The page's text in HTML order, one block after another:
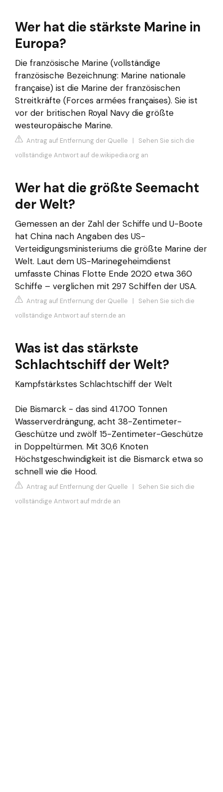
Wer hat die stärkste Marine in
Europa?
Die französische Marine (vollständige
französische Bezeichnung: Marine nationale
française) ist die Marine der französischen
Streitkräfte (Forces armées françaises). Sie ist
vor der britischen Royal Navy die größte
westeuropäische Marine.
Antrag auf Entfernung der Quelle | Sehen Sie sich die
vollständige Antwort auf de.wikipedia.org an
Wer hat die größte Seemacht
der Welt?
Gemessen an der Zahl der Schiffe und U-Boote
hat China nach Angaben des US-
Verteidigungsministeriums die größte Marine der
Welt. Laut dem US-Marinegeheimdienst
umfasste Chinas Flotte Ende 2020 etwa 360
Schiffe – verglichen mit 297 Schiffen der USA.
Antrag auf Entfernung der Quelle | Sehen Sie sich die
vollständige Antwort auf stern.de an
Was ist das stärkste
Schlachtschiff der Welt?
Kampfstärkstes Schlachtschiff der Welt
Die Bismarck - das sind 41.700 Tonnen
Wasserverdrängung, acht 38-Zentimeter-
Geschütze und zwölf 15-Zentimeter-Geschütze
in Doppeltürmen. Mit 30,6 Knoten
Höchstgeschwindigkeit ist die Bismarck etwa so
schnell wie die Hood.
Antrag auf Entfernung der Quelle | Sehen Sie sich die
vollständige Antwort auf mdr.de an